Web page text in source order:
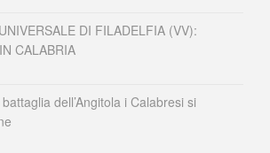
DI FILADELFIA (VV):
CALABRIA
dell’Angitola i Calabresi si